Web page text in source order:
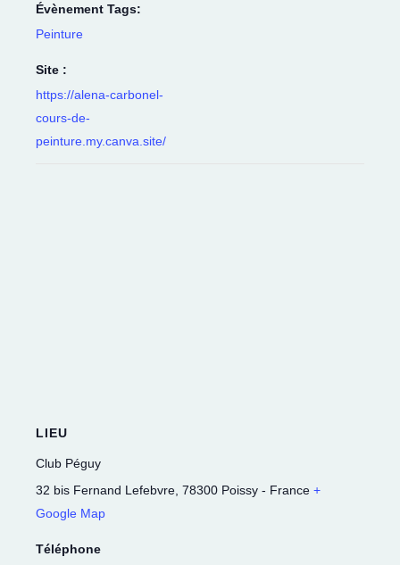
Évènement Tags:
Peinture
Site :
https://alena-carbonel-
cours-de-
peinture.my.canva.site/
LIEU
Club Péguy
32 bis Fernand Lefebvre 78300 Poissy - France +
Google Map
Téléphone